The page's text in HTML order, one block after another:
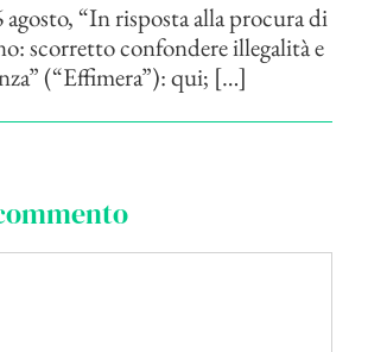
“In risposta alla procura di
scorretto confondere illegalità e
(“Effimera”): qui; […]